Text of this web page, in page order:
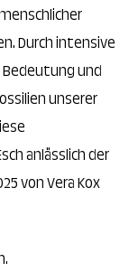
Durch intensive
und
unserer
anlässlich der
von Vera Kox